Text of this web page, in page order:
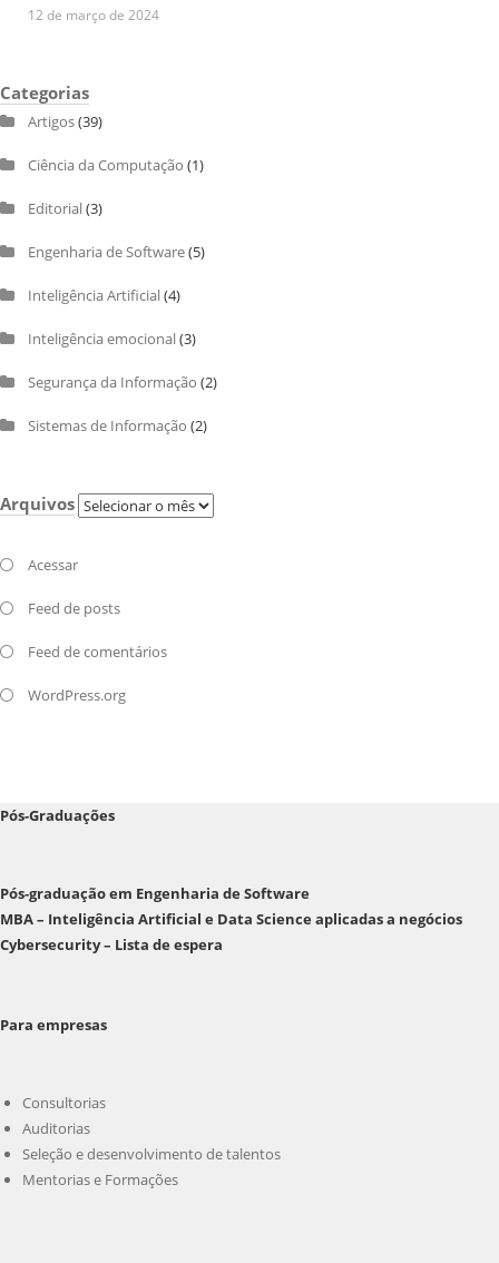
12 de março de 2024
Categorias
Artigos(39)
Ciência da Computação (1)
Editorial(3)
Engenharia de Software(5)
Inteligência Artificial(4)
Inteligência emocional(3)
Segurança da Informação (2)
Sistemas de Informação (2)
ArquivosArquivos
Acessar
Feed de posts
Feed de comentários
WordPress.org
Pós-Graduações
Pós-graduação em Engenharia de Software
MBA – Inteligência Artificial e Data Science aplicadas a negócios
Cybersecurity – Lista de espera
Para empresas
Consultorias
Auditorias
Seleção e desenvolvimento de talentos
Mentorias e Formações